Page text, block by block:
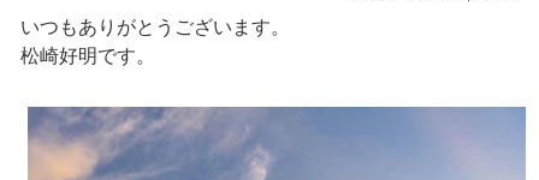
いつもありがとうございます。
松崎好明です。